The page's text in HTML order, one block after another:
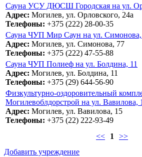
Сауна УСУ ДЮСШ Городская на ул.
Адрес: Могилев, ул. Орловского, 24а
Телефоны: +375 (222) 28-00-35
Сауна ЧУП Мир Саун на ул.
Адрес: Могилев, ул. Симонова, 77
Телефоны: +375 (222) 47-55-88
Сауна ЧУП Полиеф на ул. Болдина, 11
Адрес: Могилев, ул. Болдина, 11
Телефоны: +375 (29) 644-56-90
Физкультурно-оздоровительный
Могилевоблдорстрой на ул. Вавилова,
Адрес: Могилев, ул. Вавилова, 15
Телефоны: +375 (22) 222-93-49
<<
1 >>
Добавить учреждение